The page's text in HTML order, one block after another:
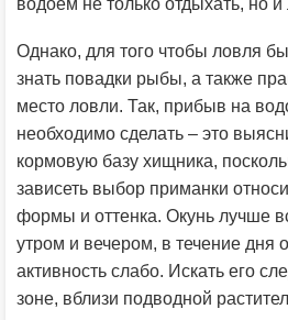
водоем не только отдыхать, но и
Однако, для того чтобы ловля
знать повадки рыбы, а также
место ловли. Так, прибыв на
необходимо сделать – это
кормовую базу хищника,
зависеть выбор приманки
формы и оттенка. Окунь лучше
утром и вечером, в течение дня
активность слабо. Искать его
зоне, вблизи подводной